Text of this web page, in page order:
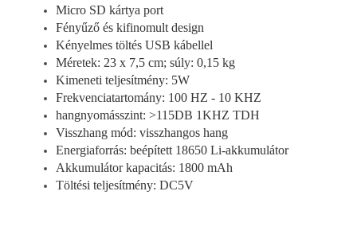
Micro SD kártya port
Fényűző és kifinomult design
Kényelmes töltés USB kábellel
Méretek: 23 x 7,5 cm; súly: 0,15 kg
Kimeneti teljesítmény: 5W
Frekvenciatartomány: 100 HZ - 10 KHZ
hangnyomásszint: >115DB 1KHZ TDH
Visszhang mód: visszhangos hang
Energiaforrás: beépített 18650 Li-akkumulátor
Akkumulátor kapacitás: 1800 mAh
Töltési teljesítmény: DC5V